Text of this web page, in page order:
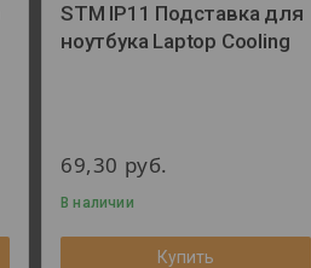
STM IP11 Подставка для
ноутбука Laptop Cooling
69,30 руб.
В наличии
Купить